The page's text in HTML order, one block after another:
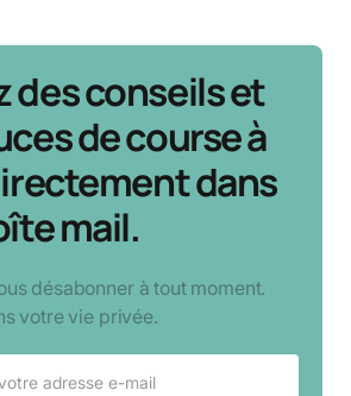
des conseils et
de course à
dans
mail.
désabonner à tout moment.
votre vie privée.